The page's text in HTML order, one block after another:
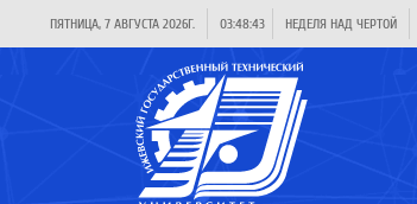
ПЯТНИЦА, 7 АВГУСТА 2026Г. 03:48:43 НЕДЕЛЯ НАД ЧЕРТОЙ